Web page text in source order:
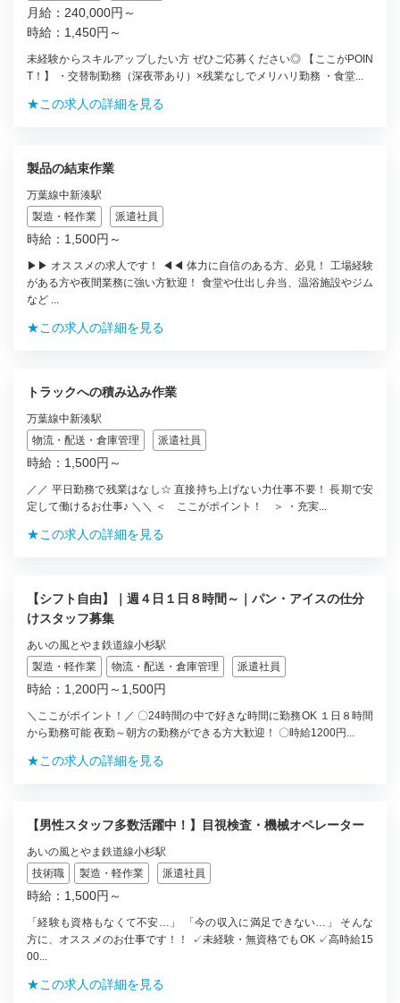
月給：240,000円～
時給：1,450円～
未経験からスキルアップしたい方 ぜひご応募ください◎ 【ここがPOIN
T！】 ・交替制勤務（深夜帯あり）×残業なしでメリハリ勤務 ・食堂...
★この求人の詳細を見る
製品の結束作業
万葉線中新湊駅
製造・軽作業
派遣社員
時給：1,500円～
▶▶ オススメの求人です！ ◀◀ 体力に自信のある方、必見！ 工場経験
がある方や夜間業務に強い方歓迎！ 食堂や仕出し弁当、温浴施設やジム
など ...
★この求人の詳細を見る
トラックへの積み込み作業
万葉線中新湊駅
物流・配送・倉庫管理
派遣社員
時給：1,500円～
／／ 平日勤務で残業はなし☆ 直接持ち上げない力仕事不要！ 長期で安
定して働けるお仕事♪ ＼＼ ＜ ここがポイント！ ＞ ・充実...
★この求人の詳細を見る
【シフト自由】｜週４日１日８時間～｜パン・アイスの仕分
けスタッフ募集
あいの風とやま鉄道線小杉駅
製造・軽作業
物流・配送・倉庫管理 派遣社員
時給：1,200円～1,500円
＼ここがポイント！／ 〇24時間の中で好きな時間に勤務OK １日８時間
から勤務可能 夜勤～朝方の勤務ができる方大歓迎！ 〇時給1200円...
★この求人の詳細を見る
【男性スタッフ多数活躍中！】目視検査・機械オペレーター
あいの風とやま鉄道線小杉駅
技術職
製造・軽作業 派遣社員
時給：1,500円～
「経験も資格もなくて不安…」 「今の収入に満足できない…」 そんな
方に、オススメのお仕事です！！ ✓未経験・無資格でもOK ✓高時給15
00...
★この求人の詳細を見る